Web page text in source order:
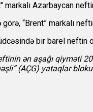
markalı Azərbaycan
görə, “Brent” markalı
bir barel neftin
ən aşağı qiyməti
(AÇG) yataqlar